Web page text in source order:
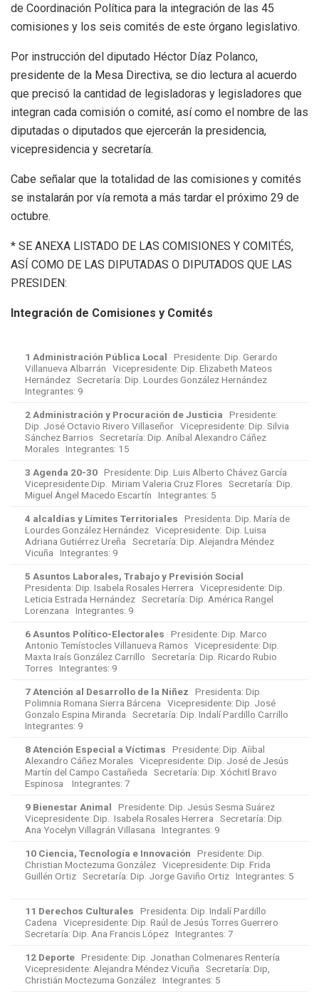
de Coordinación Política para la integración de las 45
comisiones y los seis comités de este órgano legislativo.
Por instrucción del diputado Héctor Díaz Polanco,
presidente de la Mesa Directiva, se dio lectura al acuerdo
que precisó la cantidad de legisladoras y legisladores que
integran cada comisión o comité, así como el nombre de las
diputadas o diputados que ejercerán la presidencia,
vicepresidencia y secretaría.
Cabe señalar que la totalidad de las comisiones y comités
se instalarán por vía remota a más tardar el próximo 29 de
octubre.
* SE ANEXA LISTADO DE LAS COMISIONES Y COMITÉS,
ASÍ COMO DE LAS DIPUTADAS O DIPUTADOS QUE LAS
PRESIDEN:
Integración de Comisiones y Comités
1 Administración Pública Local Presidente: Dip. Gerardo
Villanueva Albarrán Vicepresidente: Dip. Elizabeth Mateos
Hernández Secretaría: Dip. Lourdes González Hernández
Integrantes: 9
2 Administración y Procuración de Justicia
Presidente:
Dip. José Octavio Rivero Villaseñor Vicepresidente: Dip. Silvia
Sánchez Barrios Secretaría: Dip. Aníbal Alexandro Cáñez
Morales Integrantes: 15
3 Agenda 20-30 Presidente: Dip. Luis Alberto Chávez García
Vicepresidente:Dip. Miriam Valeria Cruz Flores Secretaría: Dip.
Miguel Ángel Macedo Escartín Integrantes: 5
4 alcaldías y Límites Territoriales
Presidenta: Dip. María de
Lourdes González Hernández Vicepresidente: Dip. Luisa
Adriana Gutiérrez Ureña Secretaría: Dip. Alejandra Méndez
Vicuña Integrantes: 9
5 Asuntos Laborales, Trabajo y Previsión Social
Presidenta: Dip. Isabela Rosales Herrera Vicepresidente: Dip.
Leticia Estrada Hernández Secretaría: Dip. América Rangel
Lorenzana Integrantes: 9
6 Asuntos Político-Electorales Presidente: Dip. Marco
Antonio Temístocles Villanueva Ramos Vicepresidente: Dip.
Maxta Iraís González Carrillo Secretaría: Dip. Ricardo Rubio
Torres Integrantes: 9
7 Atención al Desarrollo de la Niñez Presidenta: Dip.
Polimnia Romana Sierra Bárcena Vicepresidente: Dip. José
Gonzalo Espina Miranda Secretaría: Dip. Indalí Pardillo Carrillo
Integrantes: 9
8 Atención Especial a Víctimas
Presidente: Dip. Aíibal
Alexandro Cáñez Morales Vicepresidente: Dip. José de Jesús
Martín del Campo Castañeda Secretaría: Dip. Xóchitl Bravo
Espinosa Integrantes: 7
9 Bienestar Animal Presidente: Dip. Jesús Sesma Suárez
Vicepresidente: Dip. Isabela Rosales Herrera Secretaría: Dip.
Ana Yocelyn Villagrán Villasana Integrantes: 9
10 Ciencia, Tecnología e Innovación
Presidente: Dip.
Christian Moctezuma González Vicepresidente: Dip. Frida
Guillén Ortiz Secretaría: Dip. Jorge Gaviño Ortiz Integrantes: 5
11 Derechos Culturales Presidenta: Dip. Indalí Pardillo
Cadena Vicepresidente: Dip. Raúl de Jesús Torres Guerrero
Secretaría: Dip. Ana Francis López Integrantes: 7
12 Deporte Presidente: Dip. Jonathan Colmenares Rentería
Vicepresidente: Alejandra Méndez Vicuña Secretaría: Dip,
Christián Moctezuma González Integrantes: 5